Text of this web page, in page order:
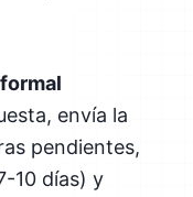
envía la
pendientes,
10 días) y